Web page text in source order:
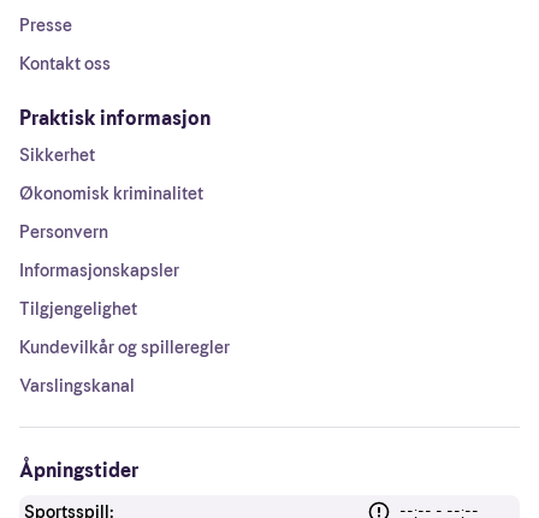
Presse
Kontakt oss
Praktisk informasjon
Sikkerhet
Økonomisk kriminalitet
Personvern
Informasjonskapsler
Tilgjengelighet
Kundevilkår og spilleregler
Varslingskanal
Åpningstider
Sportsspill: --:-- - --:--